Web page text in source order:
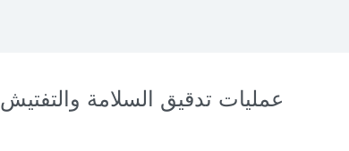
عمليات تدقيق السلامة والتفتيش